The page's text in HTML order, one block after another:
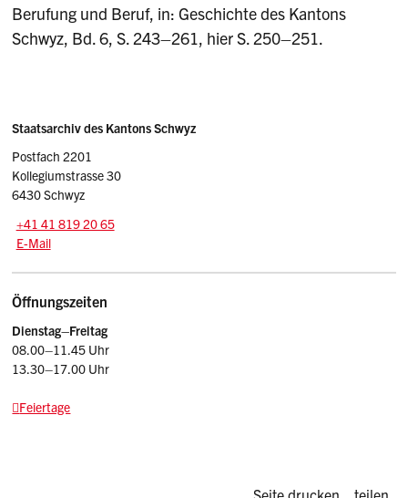
Berufung und Beruf, in: Geschichte des Kantons
Schwyz, Bd. 6, S. 243–261, hier S. 250–251.
Sidebar
Adresse
Staatsarchiv des Kantons Schwyz
Postfach 2201
Kollegiumstrasse 30
6430 Schwyz
Tel.:
+41 41 819 20 65
E-Mail: staatsarchiv
E-Mail
Öffnungszeiten
Dienstag–Freitag
08.00–11.45 Uhr
13.30–17.00 Uhr
Feiertage
Seite drucken teilen